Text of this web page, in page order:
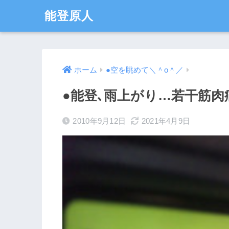
能登原人
ホーム ●空を眺めて＼＾o＾／
●能登､雨上がり…若干筋肉
2010年9月12日 2021年4月9日